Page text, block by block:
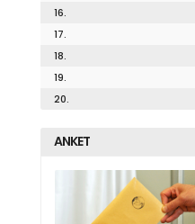
16.
17.
18.
19.
20.
ANKET